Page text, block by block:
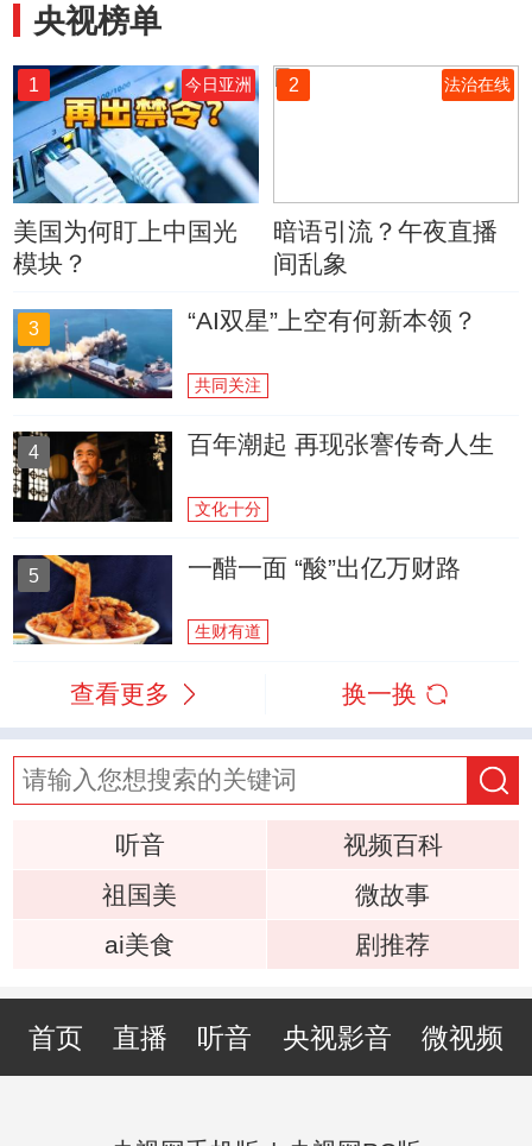
央视榜单
1 今日亚洲
美国为何盯上中国光
模块？
2 法治在线
暗语引流？午夜直播
间乱象
3 “AI双星”上空有何新本领？
共同关注
4 百年潮起 再现张謇传奇人生
文化十分
5 一醋一面 “酸”出亿万财路
生财有道
查看更多 换一换
听音
视频百科
祖国美
微故事
ai美食
剧推荐
首页 直播 听音 央视影音 微视频